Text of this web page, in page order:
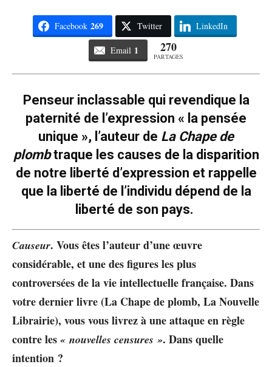
Facebook 269 Twitter LinkedIn
Email 1 270
PARTAGES
Penseur inclassable qui revendique la
paternité de l’expression « la pensée
unique », l’auteur de La Chape de
plombtraque les causes de la disparition
de notre liberté d’expression et rappelle
que la liberté de l’individu dépend de la
liberté de son pays.
Causeur. Vous êtes l’auteur d’une œuvre
considérable, et une des figures les plus
controversées de la vie intellectuelle française. Dans
votre dernier livre (La Chape de plomb, La Nouvelle
Librairie), vous vous livrez à une attaque en règle
contre les « nouvelles censures ». Dans quelle
intention ?